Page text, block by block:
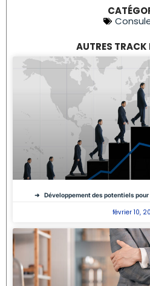
AUTRES TRACK
Développement des potentiels
février 10,